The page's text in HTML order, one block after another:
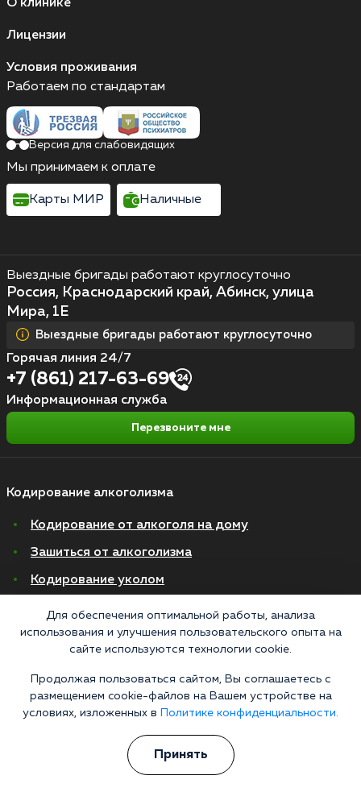
О клинике
Лицензии
Условия проживания
Кодирование алкоголизма
Кодирование от алкоголя на дому
Зашиться от алкоголизма
Кодирование уколом
Торпедо
Эспераль
Кодирование двойной блок
Вывод из запоя в стационаре
Нарколог на дом
Выездные бригады работают круглосуточно
Россия, Краснодарский край, Абинск, улица
Мира, 1Е
Выездные бригады работают круглосуточно
Горячая линия 24/7
+7 (861) 217-63-69
Информационная служба
Перезвоните мне
Работаем по стандартам
Версия для слабовидящих
Мы принимаем к оплате
Карты МИР Наличные
Для обеспечения оптимальной работы, анализа
использования и улучшения пользовательского опыта на
сайте используются технологии cookie.
Продолжая пользоваться сайтом, Вы соглашаетесь с
размещением cookie-файлов на Вашем устройстве на
условиях, изложенных в
Политике конфиденциальности.
Принять